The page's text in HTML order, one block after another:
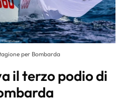
per Bombarda
il terzo podio di